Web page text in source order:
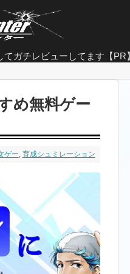
ガチレビューしてます【PR
め無料ゲー
ゲー, 育成シュミレーション
ーム